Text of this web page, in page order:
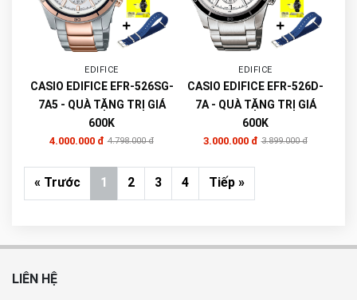
EDIFICE
CASIO EDIFICE EFR-526SG-
7A5 - QUÀ TẶNG TRỊ GIÁ
600K
4.000.000 đ 4.798.000 đ
EDIFICE
CASIO EDIFICE EFR-526D-
7A - QUÀ TẶNG TRỊ GIÁ
600K
3.000.000 đ 3.899.000 đ
« Trước 1 2 3 4 Tiếp »
LIÊN HỆ